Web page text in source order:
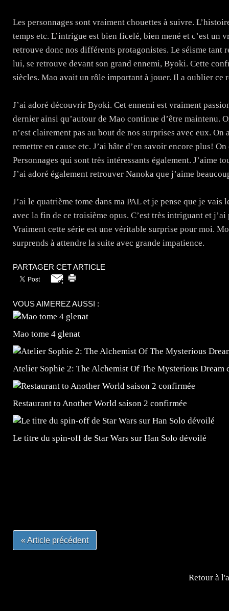
Les personnages sont vraiment chouettes à suivre.
temps etc. L’intrigue est bien ficelé, bien mené et c’est un
retrouve donc nos différents protagonistes. Le séisme tant
lui, se retrouve devant son grand ennemi, Byoki. Cette
siècles. Mao avait un rôle important à jouer. Il a oublier ce
J’ai adoré découvrir Byoki. Cet ennemi est vraiment
dernier ainsi qu’autour de Mao continue d’être maintenu.
n’est clairement pas au bout de nos surprises avec eux.
remettre en cause etc. J’ai hâte d’en savoir encore plus!
Personnages qui sont très intéressants également. J’aime
J’ai adoré également retrouver Nanoka que j’aime
J’ai le quatrième tome dans ma PAL et je pense que je
avec la fin de ce troisième opus. C’est très intriguant et
Vraiment cette série est une véritable surprise pour moi.
surprends à attendre la suite avec grande impatience.
PARTAGER CET ARTICLE
VOUS AIMEREZ AUSSI :
Mao tome 4 glenat
Atelier Sophie 2: The Alchemist Of The Mysterious Dream
Restaurant to Another World saison 2 confirmée
Le titre du spin-off de Star Wars sur Han Solo dévoilé
« Article précédent
Retour à